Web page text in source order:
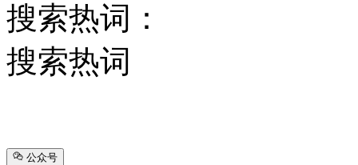
搜索热词：
搜索热词
公众号